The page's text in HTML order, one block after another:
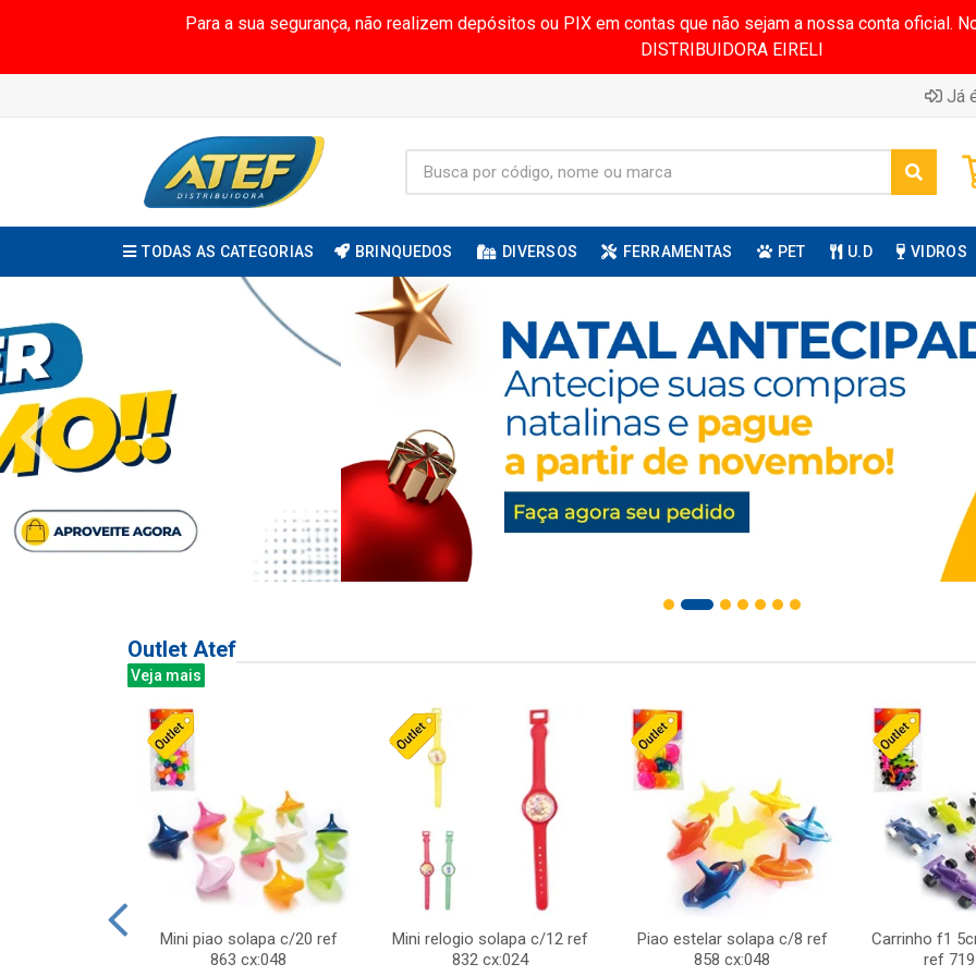
Para a sua segurança, não realizem depósitos ou PIX em contas que não sejam a nossa conta oficial.
DISTRIBUIDORA EIRELI
Já
TODAS AS CATEGORIAS BRINQUEDOS DIVERSOS FERRAMENTAS PET U.D VIDROS
Outlet Atef
Veja mais
Mini piao solapa c/20 ref
863 cx:048
Mini relogio solapa c/12 ref
832 cx:024
Piao estelar solapa c/8 ref
858 cx:048
Carrinho f1
ref